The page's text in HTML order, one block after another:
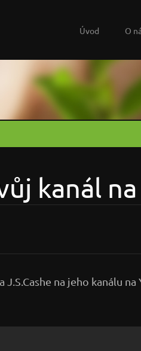
Úvod O
kanál
na jeho kanálu na